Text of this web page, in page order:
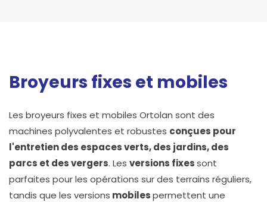
Broyeurs fixes et mobiles
Les broyeurs fixes et mobiles Ortolan sont des
machines polyvalentes et robustes conçues pour
l'entretien des espaces verts, des jardins, des
parcs et des vergers. Les versions fixessont
parfaites pour les opérations sur des terrains réguliers,
tandis que les versions mobilespermettent une